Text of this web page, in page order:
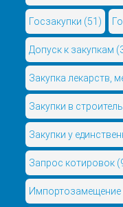
Госзакупки (51)
Допуск к закупкам
Закупка лекарств,
Закупки в
Закупки у
Запрос котировок
Импортозамещение